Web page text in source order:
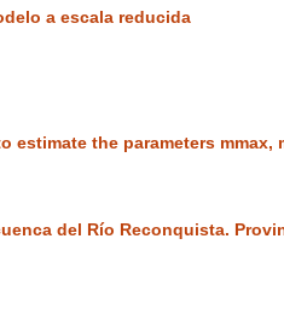
a escala reducida
estimate the parameters mmax,
del Río Reconquista.